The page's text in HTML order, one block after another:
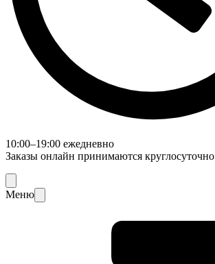
10:00–19:00 ежедневно
Заказы онлайн принимаются круглосуточно
Меню